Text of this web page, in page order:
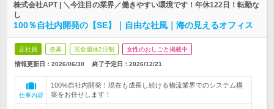
株式会社APT | ＼今注目の業界／働きやすい環境です！年休122日！転勤な
し
100％自社内開発の【SE】｜自由な社風｜海の見えるオフィス
正社員 急募 完全週休2日制 女性のおしごと掲載中
情報更新日：2026/06/30 終了予定日： 2026/12/21
仕事内容
100%自社内開発！現在も成長し続ける物流業界でのシステム構
築をお任せします！